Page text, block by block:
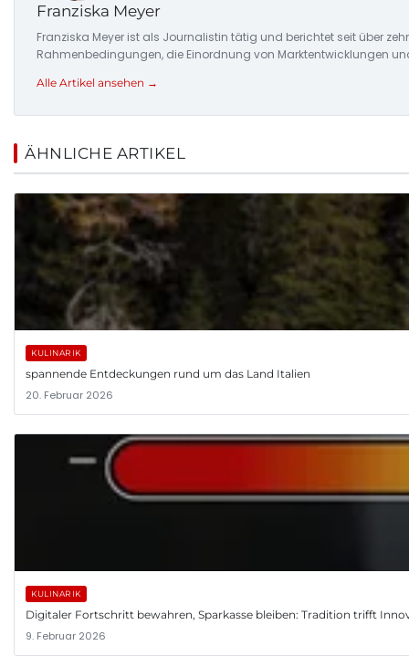
Franziska Meyer
Franziska Meyer ist als Journalistin tätig und berichtet seit über
Rahmenbedingungen, die Einordnung von Marktentwicklungen
Alle Artikel ansehen →
ÄHNLICHE ARTIKEL
KULINARIK
spannende Entdeckungen rund um das Land Italien
20. Februar 2026
KULINARIK
Digitaler Fortschritt bewahren, Sparkasse bleiben: Tradition trifft
9. Februar 2026